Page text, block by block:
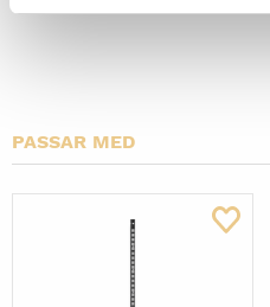
Klädkroklist 900
Plåthyllplan
Hyllkonsoler
PASSAR MED